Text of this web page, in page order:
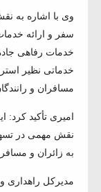
وی با اشاره به
خدمات رفاهی
خدماتی نظیر
مسافران و
امیری تأکید کرد:
نقش مهمی در
به زائران و
مدیرکل راهداری